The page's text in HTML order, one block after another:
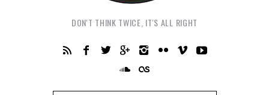
DON'T THINK TWICE, IT'S ALL RIGHT